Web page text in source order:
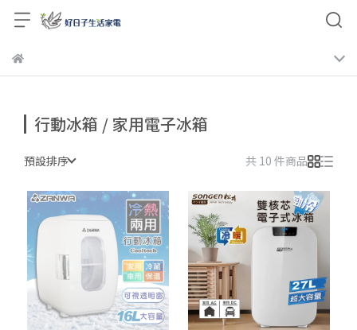
行動冰箱 / 家用電子冰箱
預設排序 共 10 件商品